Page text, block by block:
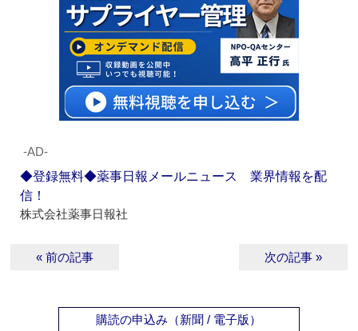
‐AD‐
◆登録無料◆薬事日報メールニュース 業界情報を配
信！
株式会社薬事日報社
« 前の記事 次の記事 »
購読の申込み（新聞 / 電子版）